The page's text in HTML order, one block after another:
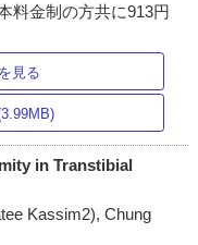
料金制の方共に913円
見る
in Transtibial
Kassim2), Chung